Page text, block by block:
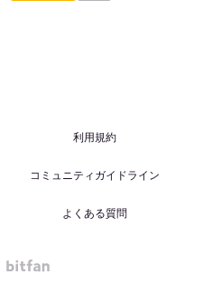
利用規約
コミュニティガイドライン
よくある質問